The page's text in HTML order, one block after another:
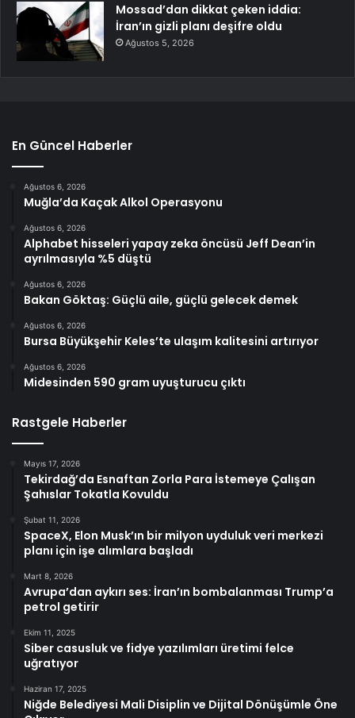
Mossad’dan dikkat çeken iddia:
İran’ın gizli planı deşifre oldu
Ağustos 5, 2026
En Güncel Haberler
Ağustos 6, 2026
Muğla’da Kaçak Alkol Operasyonu
Ağustos 6, 2026
Alphabet hisseleri yapay zeka öncüsü Jeff Dean’in
ayrılmasıyla %5 düştü
Ağustos 6, 2026
Bakan Göktaş: Güçlü aile, güçlü gelecek demek
Ağustos 6, 2026
Bursa Büyükşehir Keles’te ulaşım kalitesini artırıyor
Ağustos 6, 2026
Midesinden 590 gram uyuşturucu çıktı
Rastgele Haberler
Mayıs 17, 2026
Tekirdağ’da Esnaftan Zorla Para İstemeye Çalışan
Şahıslar Tokatla Kovuldu
Şubat 11, 2026
SpaceX, Elon Musk’ın bir milyon uyduluk veri merkezi
planı için işe alımlara başladı
Mart 8, 2026
Avrupa’dan aykırı ses: İran’ın bombalanması Trump’a
petrol getirir
Ekim 11, 2025
Siber casusluk ve fidye yazılımları üretimi felce
uğratıyor
Haziran 17, 2025
Niğde Belediyesi Mali Disiplin ve Dijital Dönüşümle Öne